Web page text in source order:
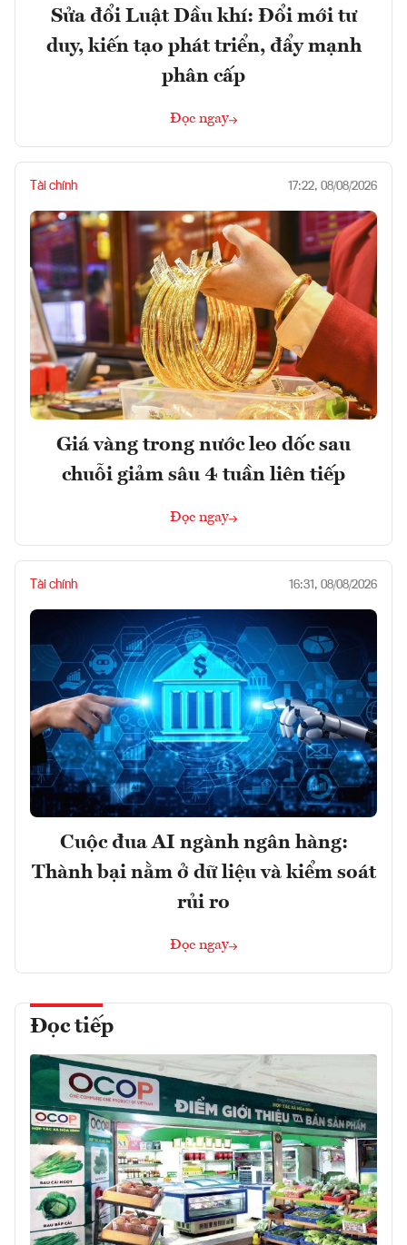
Sửa đổi Luật Dầu khí: Đổi mới tư
duy, kiến tạo phát triển, đẩy mạnh
phân cấp
Đọc ngay
Tài chính 17:22, 08/08/2026
Giá vàng trong nước leo dốc sau
chuỗi giảm sâu 4 tuần liên tiếp
Đọc ngay
Tài chính 16:31, 08/08/2026
Cuộc đua AI ngành ngân hàng:
Thành bại nằm ở dữ liệu và kiểm soát
rủi ro
Đọc ngay
Đọc tiếp